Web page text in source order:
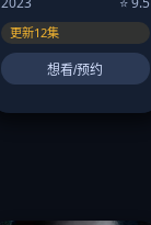
更新12集
想看/预约